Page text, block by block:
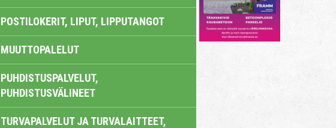
POSTILOKERIT, LIPUT, LIPPUTANGOT
MUUTTOPALELUT
PUHDISTUSPALVELUT,
PUHDISTUSVÄLINEET
TURVAPALVELUT JA TURVALAITTEET,